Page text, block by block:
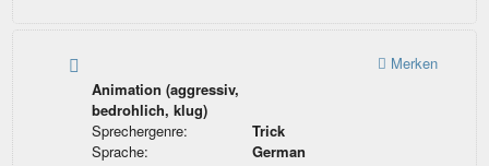
Animation (aggressiv,
bedrohlich, klug)
Sprechergenre:
Trick
Sprache:
German
Merken